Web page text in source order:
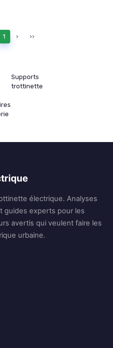
1 › ››
Supports
trottinette
électrique. Analyses
guides experts pour les
avertis qui veulent faire les
urbaine.